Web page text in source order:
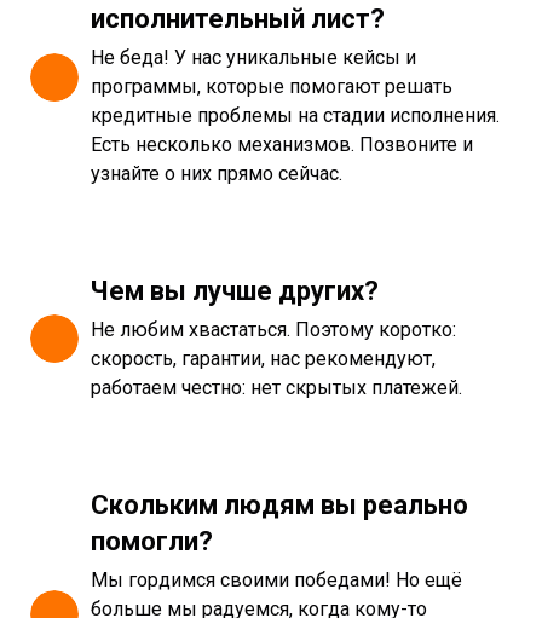
исполнительный лист?
Не беда! У нас уникальные кейсы и
программы, которые помогают решать
кредитные проблемы на стадии исполнения.
Есть несколько механизмов. Позвоните и
узнайте о них прямо сейчас.
Чем вы лучше других?
Не любим хвастаться. Поэтому коротко:
скорость, гарантии, нас рекомендуют,
работаем честно: нет скрытых платежей.
Скольким людям вы реально
помогли?
Мы гордимся своими победами! Но ещё
больше мы радуемся, когда кому-то